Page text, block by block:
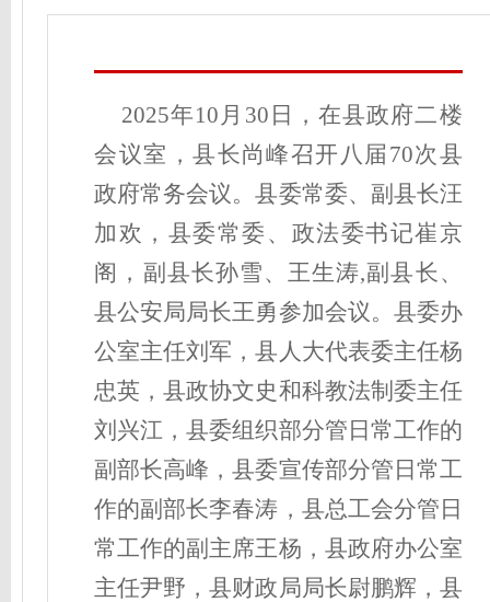
2025年10 月 30 日，在县政府二楼
会议室，县长尚峰召开 八 届 70次县
政府常务会议。县委常委、副县长汪
加欢，县委常委、政法委书记崔京
阁， 副县长孙雪、王生涛,副县长、
县公安局局长王勇参加会议。 县委办
公室主任刘军，县人大代表委主任杨
忠英，县政协文史和科教法制委主任
刘兴江 ，县委组织部分管日常工作的
副部长高峰，县委宣传部分管日常工
作的副部长李春涛，县总工会分管日
常工作的副主席王杨， 县政府办公室
主任尹野，县财政局局长尉鹏辉，县